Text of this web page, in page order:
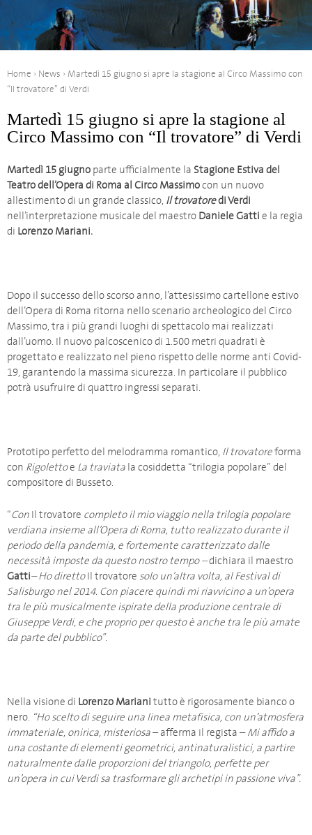
Home › News › Martedì 15 giugno si apre la stagione al Circo Massimo con
“Il trovatore” di Verdi
Martedì 15 giugno si apre la stagione al
Circo Massimo con “Il trovatore” di Verdi
Martedì 15 giugno parte ufficialmente la Stagione Estiva del
Teatro dell’Opera di Roma al Circo Massimocon un nuovo
allestimento di un grande classico, Il trovatoredi Verdi
nell’interpretazione musicale del maestro Daniele Gatti e la regia
di Lorenzo Mariani.
Dopo il successo dello scorso anno, l’attesissimo cartellone estivo
dell’Opera di Roma ritorna nello scenario archeologico del Circo
Massimo, tra i più grandi luoghi di spettacolo mai realizzati
dall’uomo. Il nuovo palcoscenico di 1.500 metri quadrati è
progettato e realizzato nel pieno rispetto delle norme anti Covid-
19, garantendo la massima sicurezza. In particolare il pubblico
potrà usufruire di quattro ingressi separati.
Prototipo perfetto del melodramma romantico, Il trovatoreforma
con Rigolettoe La traviata la cosiddetta “trilogia popolare” del
compositore di Busseto.
“Con Il trovatore completo il mio viaggio nella trilogia popolare
verdiana insieme all’Opera di Roma, tutto realizzato durante il
periodo della pandemia, e fortemente caratterizzato dalle
necessità imposte da questo nostro tempo –dichiara il maestro
Gatti– Ho direttoIl trovatore solo un’altra volta, al Festival di
Salisburgo nel 2014. Con piacere quindi mi riavvicino a un’opera
tra le più musicalmente ispirate della produzione centrale di
Giuseppe Verdi, e che proprio per questo è anche tra le più amate
da parte del pubblico”.
Nella visione di Lorenzo Mariani tutto è rigorosamente bianco o
nero. “Ho scelto di seguire una linea metafisica, con un’atmosfera
immateriale, onirica, misteriosa– afferma il regista –Mi affido a
una costante di elementi geometrici, antinaturalistici, a partire
naturalmente dalle proporzioni del triangolo, perfette per
un’opera in cui Verdi sa trasformare gli archetipi in passione viva”.